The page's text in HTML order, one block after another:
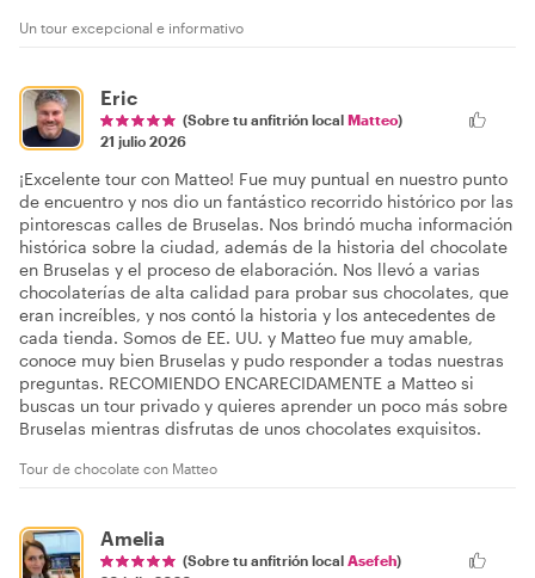
Un tour excepcional e informativo
Eric
(Sobre tu anfitrión local Matteo)
21 julio 2026
¡Excelente tour con Matteo! Fue muy puntual en nuestro punto
de encuentro y nos dio un fantástico recorrido histórico por las
pintorescas calles de Bruselas. Nos brindó mucha información
histórica sobre la ciudad, además de la historia del chocolate
en Bruselas y el proceso de elaboración. Nos llevó a varias
chocolaterías de alta calidad para probar sus chocolates, que
eran increíbles, y nos contó la historia y los antecedentes de
cada tienda. Somos de EE. UU. y Matteo fue muy amable,
conoce muy bien Bruselas y pudo responder a todas nuestras
preguntas. RECOMIENDO ENCARECIDAMENTE a Matteo si
buscas un tour privado y quieres aprender un poco más sobre
Bruselas mientras disfrutas de unos chocolates exquisitos.
Tour de chocolate con Matteo
Amelia
(Sobre tu anfitrión local Asefeh)